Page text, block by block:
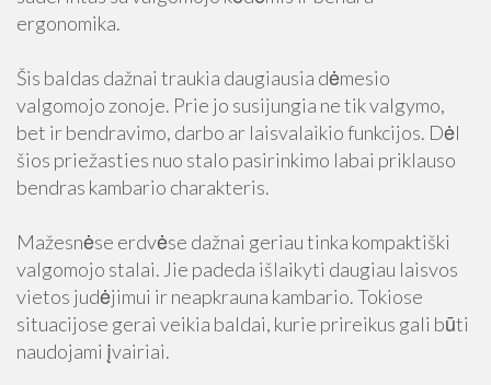
ergonomika.
Šis baldas dažnai traukia daugiausia dėmesio
valgomojo zonoje. Prie jo susijungia ne tik valgymo,
bet ir bendravimo, darbo ar laisvalaikio funkcijos. Dėl
šios priežasties nuo stalo pasirinkimo labai priklauso
bendras kambario charakteris.
Mažesnėse erdvėse dažnai geriau tinka kompaktiški
valgomojo stalai. Jie padeda išlaikyti daugiau laisvos
vietos judėjimui ir neapkrauna kambario. Tokiose
situacijose gerai veikia baldai, kurie prireikus gali būti
naudojami įvairiai.